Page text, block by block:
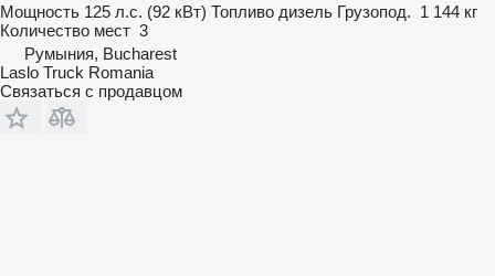
Мощность 125 л.с. (92 кВт) Топливо дизель Грузопод. 1 144 кг
Количество мест 3
Румыния, Bucharest
Laslo Truck Romania
Связаться с продавцом